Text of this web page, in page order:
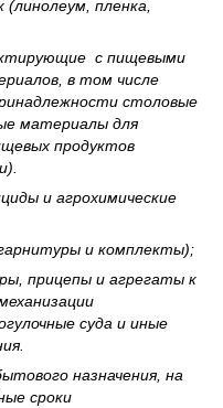
пленка,
с пищевыми
в том числе
столовые
материалы для
продуктов
и агрохи­мические
и комплекты);
прицепы и агрегаты к
суда и иные
назна­чения, на
сроки